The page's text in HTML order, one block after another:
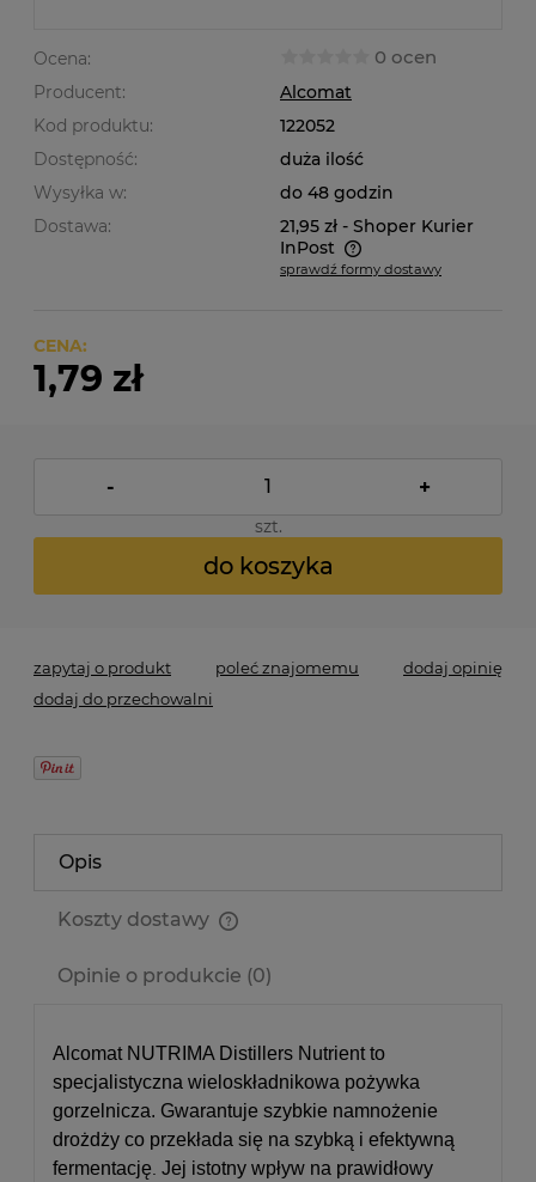
Ocena: 0 ocen
Producent:
Alcomat
Kod produktu:
122052
Dostępność:
duża ilość
Wysyłka w:
do 48 godzin
Dostawa:
21,95 zł - Shoper Kurier
InPost
Cena nie zawiera ewentualnych kosztów płatności
sprawdź formy dostawy
CENA:
1,79 zł
- +
szt.
do koszyka
zapytaj o produkt poleć znajomemu
dodaj opinię
dodaj do przechowalni
Opis
Koszty dostawy
Opinie o produkcie (0)
Alcomat NUTRIMA Distillers Nutrient to
specjalistyczna wieloskładnikowa pożywka
gorzelnicza. Gwarantuje szybkie namnożenie
drożdży co przekłada się na szybką i efektywną
fermentację. Jej istotny wpływ na prawidłowy